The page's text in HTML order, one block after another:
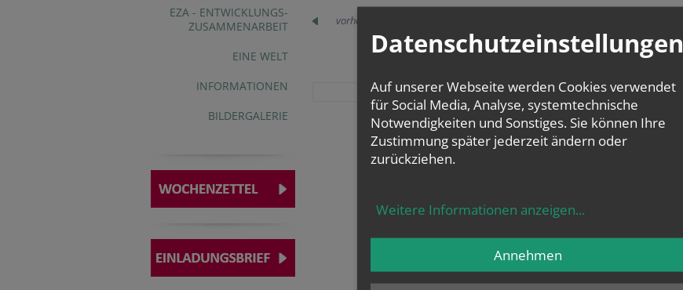
EZA - ENTWICKLUNGS-
ZUSAMMENARBEIT
EINE WELT
INFORMATIONEN
BILDERGALERIE
vorherige
teilen tweet
Datenschutzeinstellungen
Auf unserer Webseite werden Cookies verwendet
für Social Media, Analyse, systemtechnische
Notwendigkeiten und Sonstiges. Sie können Ihre
Zustimmung später jederzeit ändern oder
zurückziehen.
Weitere Informationen anzeigen...
Annehmen